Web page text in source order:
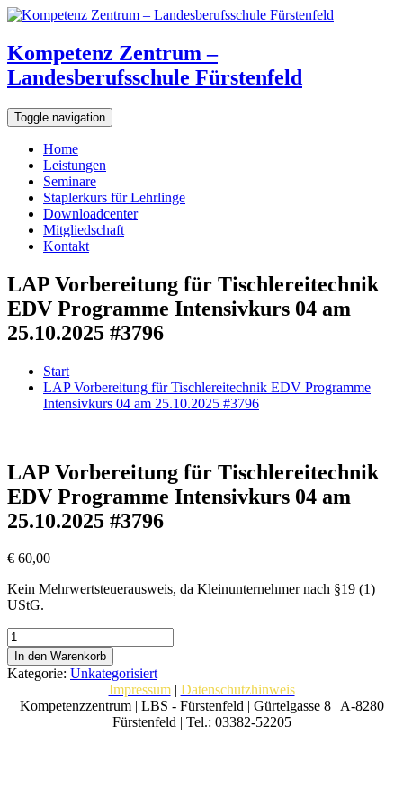
Kompetenz Zentrum –
Landesberufsschule Fürstenfeld
Toggle navigation
Home
Leistungen
Seminare
Staplerkurs für Lehrlinge
Downloadcenter
Mitgliedschaft
Kontakt
LAP Vorbereitung für Tischlereitechnik
EDV Programme Intensivkurs 04 am
25.10.2025 #3796
Start
LAP Vorbereitung für Tischlereitechnik EDV Programme
Intensivkurs 04 am 25.10.2025 #3796
LAP Vorbereitung für Tischlereitechnik
EDV Programme Intensivkurs 04 am
25.10.2025 #3796
€ 60,00
Kein Mehrwertsteuerausweis, da Kleinunternehmer nach §19 (1)
UStG.
LAP
Vorbereitung
für
Tischlereitechnik
EDV
Programme
In den Warenkorb
Kategorie: Unkategorisiert
Impressum| Datenschutzhinweis
Kompetenzzentrum | LBS - Fürstenfeld | Gürtelgasse 8 | A-8280
Fürstenfeld | Tel.: 03382-52205